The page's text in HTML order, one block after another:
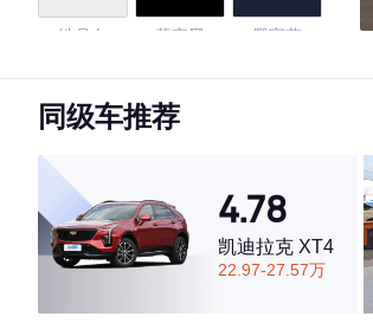
皓月白 暮夜黑 墨宇蓝
星曜黑
4.63
·外观表现较为优秀，优于63%同级车
同级车推荐
4.78
凯迪拉克 XT4
22.97-27.57万